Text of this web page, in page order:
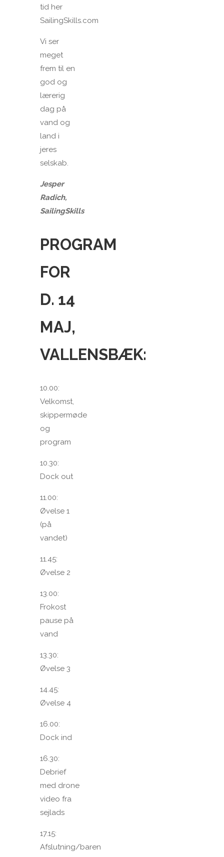
tid her
SailingSkills.com
Vi ser
meget
frem til en
god og
lærerig
dag på
vand og
land i
jeres
selskab.
Jesper
Radich,
SailingSkills
PROGRAM
FOR
D. 14
MAJ,
VALLENSBÆK:
10.00:
Velkomst,
skippermøde
og
program
10.30:
Dock out
11.00:
Øvelse 1
(på
vandet)
11.45:
Øvelse 2
13.00:
Frokost
pause på
vand
13.30:
Øvelse 3
14.45:
Øvelse 4
16.00:
Dock ind
16.30:
Debrief
med drone
video fra
sejlads
17.15:
Afslutning/baren